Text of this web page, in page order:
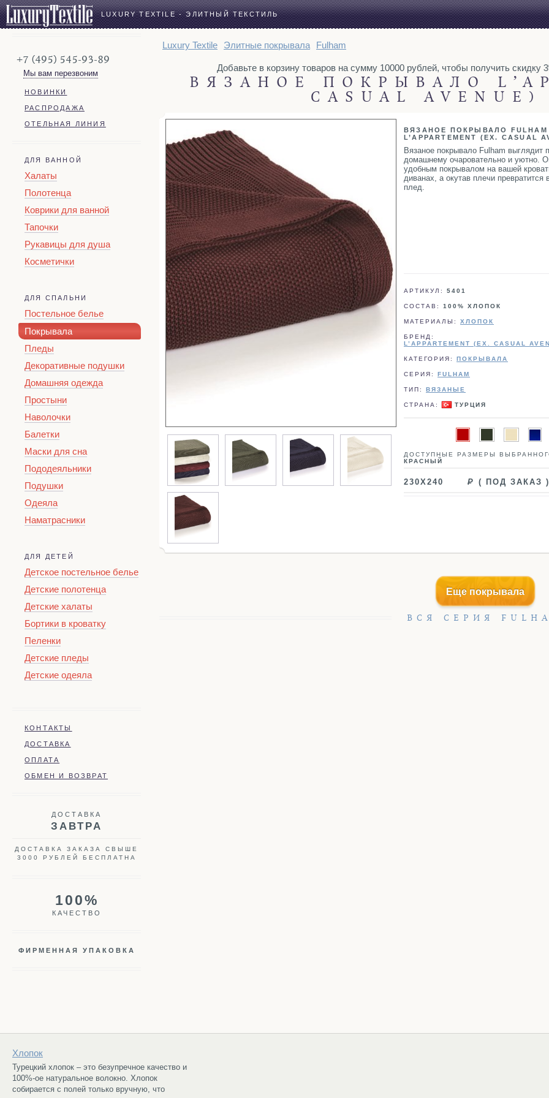
LUXURY TEXTILE - ЭЛИТНЫЙ ТЕКСТИЛЬ
+7 (495) 545-93-89
Мы вам перезвоним
НОВИНКИ
РАСПРОДАЖА
ОТЕЛЬНАЯ ЛИНИЯ
ДЛЯ ВАННОЙ
Халаты
Полотенца
Коврики для ванной
Тапочки
Рукавицы для душа
Косметички
ДЛЯ СПАЛЬНИ
Постельное белье
Покрывала
Пледы
Декоративные подушки
Домашняя одежда
Простыни
Наволочки
Балетки
Маски для сна
Пододеяльники
Подушки
Одеяла
Наматрасники
ДЛЯ ДЕТЕЙ
Детское постельное белье
Детские полотенца
Детские халаты
Бортики в кроватку
Пеленки
Детские пледы
Детские одеяла
КОНТАКТЫ
ДОСТАВКА
ОПЛАТА
ОБМЕН И ВОЗВРАТ
ДОСТАВКА
ЗАВТРА
ДОСТАВКА ЗАКАЗА СВЫШЕ
3000 РУБЛЕЙ БЕСПЛАТНА
100%
КАЧЕСТВО
ФИРМЕННАЯ УПАКОВКА
Luxury Textile Элитные покрывала Fulham
Добавьте в корзину товаров на сумму 10000 рублей, чтобы получить скидку
ВЯЗАНОЕ ПОКРЫВАЛО
CASUAL
ВЯЗАНОЕ ПОКРЫВАЛО
L’APPARTEMENT (EX. CASUAL
Вязаное покрывало Fulham выглядит
домашнему очаровательно и уютно.
удобным покрывалом на вашей
диванах, а окутав плечи превратится
плед.
АРТИКУЛ: 5401
СОСТАВ: 100% ХЛОПОК
МАТЕРИАЛЫ: ХЛОПОК
БРЕНД:
L’APPARTEMENT (EX. CASUAL
КАТЕГОРИЯ: ПОКРЫВАЛА
СЕРИЯ: FULHAM
ТИП: ВЯЗАНЫЕ
СТРАНА: ТУРЦИЯ
ДОСТУПНЫЕ РАЗМЕРЫ
КРАСНЫЙ
230X240 ( ПОД ЗАКАЗ )
Еще покрывала
ВСЯ СЕРИЯ
Хлопок
Турецкий хлопок – это безупречное качество и
100%-ое натуральное волокно. Хлопок
собирается с полей только вручную, что